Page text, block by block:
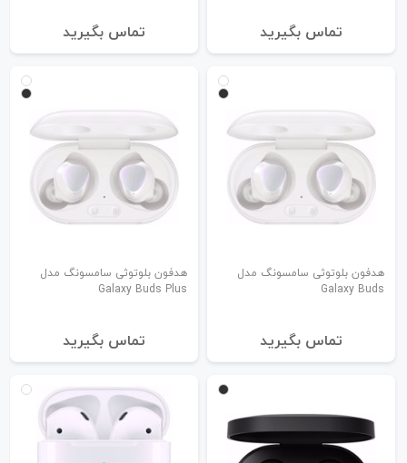
تماس بگیرید تماس بگیرید
هدفون بلوتوثی سامسونگ مدل
Galaxy Buds
تماس بگیرید
هدفون بلوتوثی سامسونگ مدل
Galaxy Buds Plus
تماس بگیرید